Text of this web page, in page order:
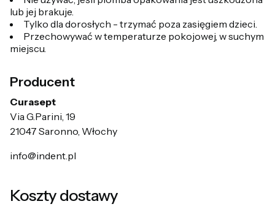
lub jej brakuje.
Tylko dla dorosłych - trzymać poza zasięgiem dzieci.
Przechowywać w temperaturze pokojowej, w suchym
miejscu.
Producent
Curasept
Via G.Parini, 19
21047 Saronno, Włochy
info@indent.pl
Koszty dostawy